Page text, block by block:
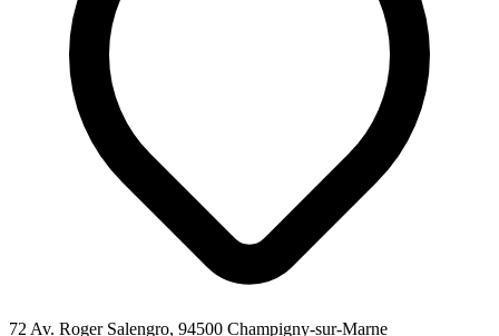
72 Av. Roger Salengro, 94500 Champigny-sur-Marne